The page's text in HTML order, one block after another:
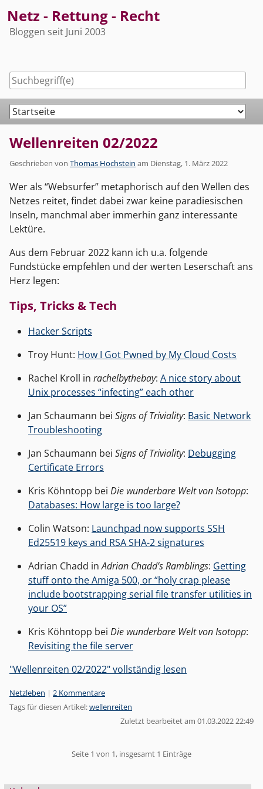
to
content
Netz - Rettung - Recht
Bloggen seit Juni 2003
Navigation
Wellenreiten 02/2022
Geschrieben von Thomas Hochstein am Dienstag, 1. März 2022
Wer als “Websurfer” metaphorisch auf den Wellen des
Netzes reitet, findet dabei zwar keine paradiesischen
Inseln, manchmal aber immerhin ganz interessante
Lektüre.
Aus dem Februar 2022 kann ich u.a. folgende
Fundstücke empfehlen und der werten Leserschaft ans
Herz legen:
Tips, Tricks & Tech
Hacker Scripts
Troy Hunt: How I Got Pwned by My Cloud Costs
Rachel Kroll in rachelbythebay: A nice story about
Unix processes “infecting” each other
Jan Schaumann bei Signs of Triviality: Basic Network
Troubleshooting
Jan Schaumann bei Signs of Triviality: Debugging
Certificate Errors
Kris Köhntopp bei Die wunderbare Welt von Isotopp:
Databases: How large is too large?
Colin Watson: Launchpad now supports SSH
Ed25519 keys and RSA SHA-2 signatures
Adrian Chadd inAdrian Chadd’s Ramblings: Getting
stuff onto the Amiga 500, or “holy crap please
include bootstrapping serial file transfer utilities in
your OS”
Kris Köhntopp bei Die wunderbare Welt von Isotopp:
Revisiting the file server
"Wellenreiten 02/2022" vollständig lesen
Kategorien:
Netzleben | 2 Kommentare
Tags für diesen Artikel:wellenreiten
Zuletzt bearbeitet am 01.03.2022 22:49
Seite 1 von 1, insgesamt 1 Einträge